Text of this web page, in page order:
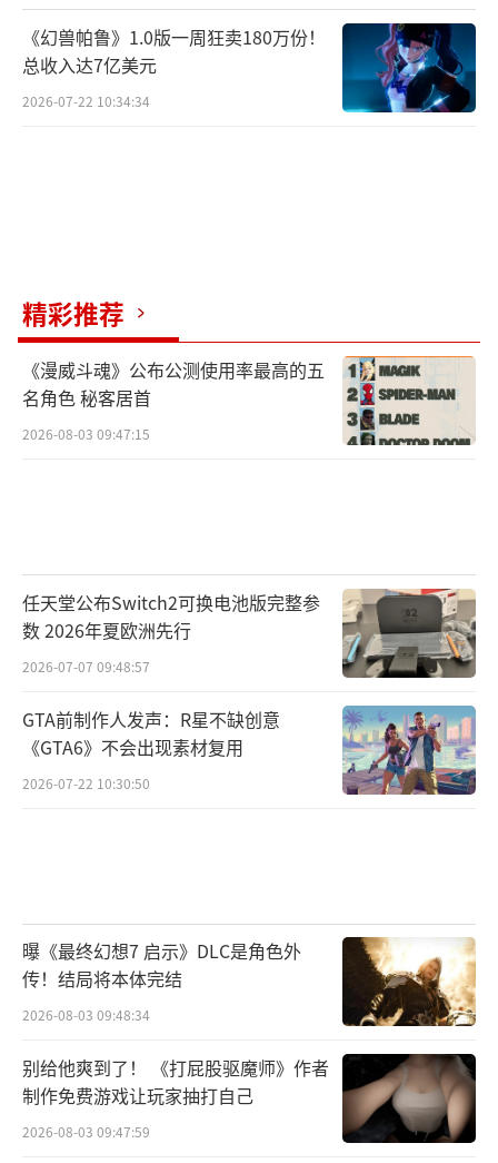
居全球前列。可以预见，未来日本手游行业能
否持续繁荣，关键在于如何平衡头部游戏的长
线运营与新作的突围，同时避免因过度消费而
《幻兽帕鲁》1.0版一周狂卖180万份！
总收入达7亿美元
2026-07-22 10:34:34
精彩推荐
《漫威斗魂》公布公测使用率最高的五
名角色 秘客居首
2026-08-03 09:47:15
任天堂公布Switch2可换电池版完整参
数 2026年夏欧洲先行
2026-07-07 09:48:57
GTA前制作人发声：R星不缺创意
《GTA6》不会出现素材复用
2026-07-22 10:30:50
曝《最终幻想7 启示》DLC是角色外
传！结局将本体完结
2026-08-03 09:48:34
别给他爽到了！ 《打屁股驱魔师》作者
制作免费游戏让玩家抽打自己
2026-08-03 09:47:59